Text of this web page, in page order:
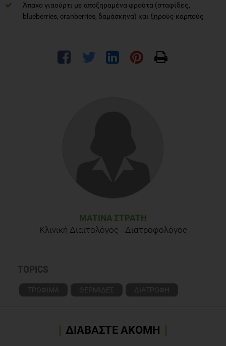
Άπαχο γιαούρτι με αποξηραμένα φρούτα (σταφίδες,
blueberries, cranberries, δαμάσκηνα) και ξηρούς καρπούς
ΜΑΤΊΝΑ ΣΤΡΆΤΗ
Κλινική Διαιτολόγος - Διατροφολόγος
TOPICS
ΤΡΟΦΙΜΑ ΘΕΡΜΙΔΕΣ ΔΙΑΤΡΟΦΗ
ΔΙΑΒΑΣΤΕ ΑΚΟΜΗ